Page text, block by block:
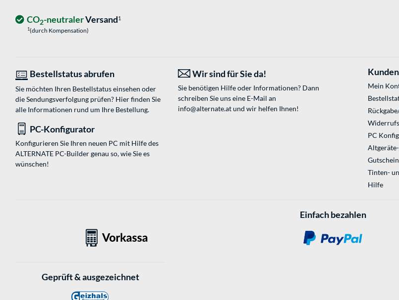
CO2-neutralerVersand1
1(durch Kompensation)
Bestellstatus abrufen
Sie möchten Ihren Bestellstatus einsehen oder
die Sendungsverfolgung prüfen? Hier finden Sie
alle Informationen rund um Ihre Bestellung.
Wir sind für Sie da!
Sie benötigen Hilfe oder Informationen? Dann
schreiben Sie uns eine E-Mail an
info@alternate.atund wir helfen Ihnen!
PC-Konfigurator
Konfigurieren Sie Ihren neuen PC mit Hilfe des
ALTERNATE PC-Builder genau so, wie Sie es
wünschen!
Mein
PC
Gutschein
Tinten-
Hilfe
Einfach bezahlen
Geprüft & ausgezeichnet